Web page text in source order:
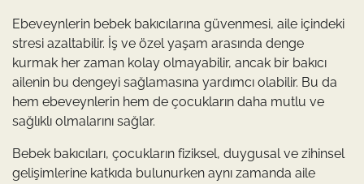
Ebeveynlerin bebek bakıcılarına güvenmesi, aile içindeki
stresi azaltabilir. İş ve özel yaşam arasında denge
kurmak her zaman kolay olmayabilir, ancak bir bakıcı
ailenin bu dengeyi sağlamasına yardımcı olabilir. Bu da
hem ebeveynlerin hem de çocukların daha mutlu ve
sağlıklı olmalarını sağlar.
Bebek bakıcıları, çocukların fiziksel, duygusal ve zihinsel
gelişimlerine katkıda bulunurken aynı zamanda aile